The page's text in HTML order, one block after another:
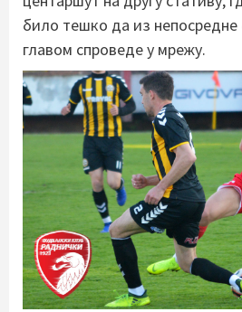
било тешко да из
главом спроведе у мрежу.